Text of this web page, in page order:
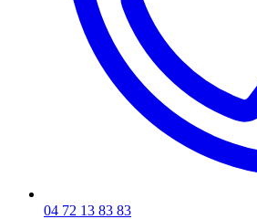
04 72 13 83 83